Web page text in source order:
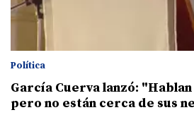
Política
García Cuerva lanzó:
pero no están cerca de sus